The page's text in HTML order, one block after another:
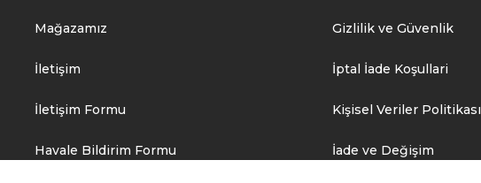
Mağazamız
İletişim
İletişim Formu
Havale Bildirim Formu
Gizlilik ve Güvenlik
İptal İade Koşullari
Kişisel Veriler Politikası
İade ve Değişim